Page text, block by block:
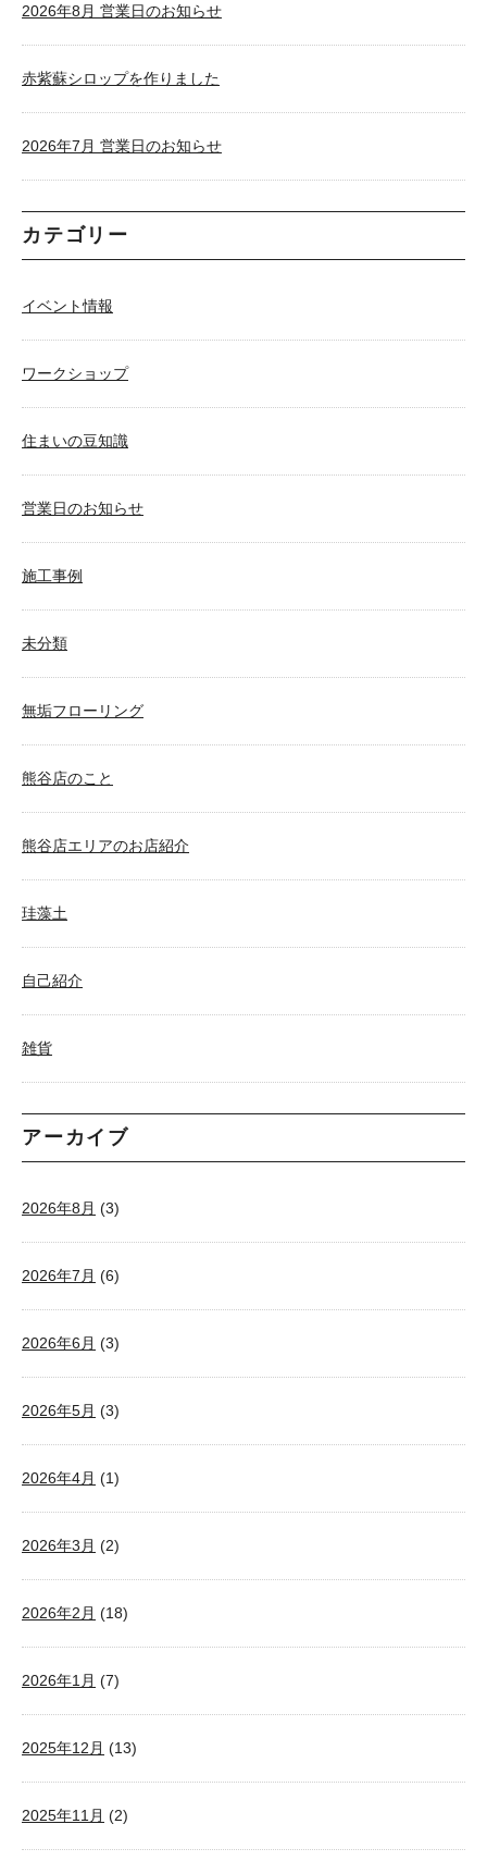
2026年8月 営業日のお知らせ
赤紫蘇シロップを作りました
2026年7月 営業日のお知らせ
カテゴリー
イベント情報
ワークショップ
住まいの豆知識
営業日のお知らせ
施工事例
未分類
無垢フローリング
熊谷店のこと
熊谷店エリアのお店紹介
珪藻土
自己紹介
雑貨
アーカイブ
2026年8月 (3)
2026年7月 (6)
2026年6月 (3)
2026年5月 (3)
2026年4月 (1)
2026年3月 (2)
2026年2月 (18)
2026年1月 (7)
2025年12月 (13)
2025年11月 (2)